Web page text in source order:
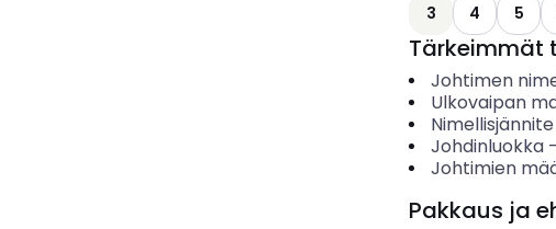
3 4 5
Tärkeimmät
Johtimen
Ulkovaipan
Johdinluokka-
Johtimien
Pakkaus ja